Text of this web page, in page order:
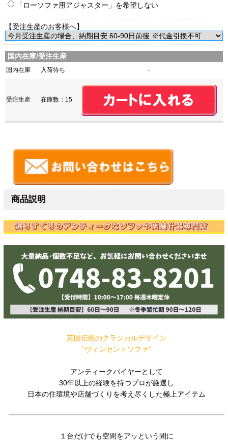
「ローソファ用アジャスター」を希望しない
【受注生産のお客様へ】
国内在庫/受注生産
国内在庫 入荷待ち -
受注生産 在庫数：15
商品説明
英国伝統のクラシカルデザイン
”ヴィンセントソファ”
アンティークバイヤーとして
30年以上の経験を持つプロが厳選し
日本の住環境や店舗づくりを考え尽くした極上アイテム
１台だけでも空間をアッという間に